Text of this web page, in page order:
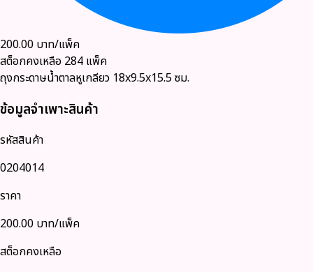
200.00 บาท/แพ็ค
สต็อกคงเหลือ 284 แพ็ค
ถุงกระดาษน้ำตาลหูเกลียว 18x9.5x15.5 ซม.
ข้อมูลจำเพาะสินค้า
รหัสสินค้า
0204014
ราคา
200.00 บาท/แพ็ค
สต็อกคงเหลือ